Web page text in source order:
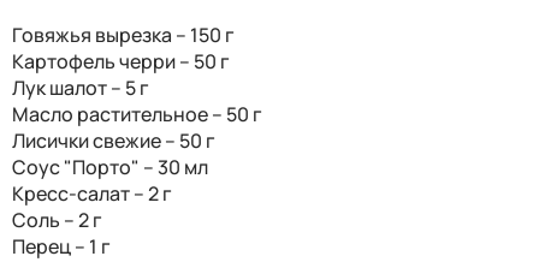
Говяжья вырезка – 150 г
Картофель черри – 50 г
Лук шалот – 5 г
Масло растительное – 50 г
Лисички свежие – 50 г
Соус "Порто" – 30 мл
Кресс-салат – 2 г
Соль – 2 г
Перец – 1 г